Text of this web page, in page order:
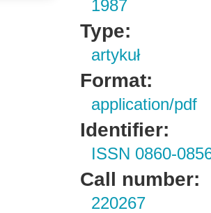
1987
Type:
artykuł
Format:
application/pdf
Identifier:
ISSN 0860-
Call number:
220267